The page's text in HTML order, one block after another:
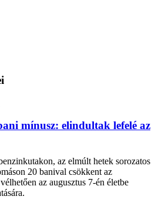
mínusz: elindultak lefelé az
az elmúlt hetek sorozatos
20 banival csökkent az
az augusztus 7-én életbe